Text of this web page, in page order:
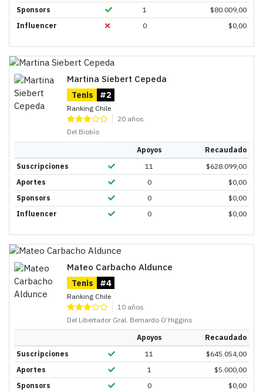
Sponsors
1 $80.009,00
Influencer
0 $0,00
Martina Siebert Cepeda
Tenis #2
Ranking Chile
20 años
Del Biobío
Apoyos
Recaudado
Suscripciones
11 $628.099,00
Aportes
0 $0,00
Sponsors
0 $0,00
Influencer
0 $0,00
Mateo Carbacho Aldunce
Tenis #4
Ranking Chile
10 años
Del Libertador Gral. Bernardo O’Higgins
Apoyos
Recaudado
Suscripciones
11 $645.054,00
Aportes
1 $5.000,00
Sponsors
0 $0,00